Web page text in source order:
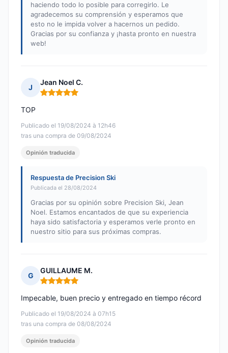
haciendo todo lo posible para corregirlo. Le
agradecemos su comprensión y esperamos que
esto no le impida volver a hacernos un pedido.
Gracias por su confianza y ¡hasta pronto en nuestra
web!
J
Jean Noel C.
Nota: 5 de 5
Publicado el 19/08/2024 à 12h46
tras una compra de 09/08/2024
TOP
Opinión traducida
Respuesta de Precision Ski
Publicada el 28/08/2024
Gracias por su opinión sobre Precision Ski, Jean
Noel. Estamos encantados de que su experiencia
haya sido satisfactoria y esperamos verle pronto en
nuestro sitio para sus próximas compras.
G
GUILLAUME M.
Nota: 5 de 5
Publicado el 19/08/2024 à 07h15
tras una compra de 08/08/2024
Impecable, buen precio y entregado en tiempo récord
Opinión traducida